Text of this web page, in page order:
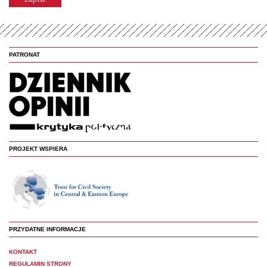
PATRONAT
PROJEKT WSPIERA
PRZYDATNE INFORMACJE
KONTAKT
REGULAMIN STRONY